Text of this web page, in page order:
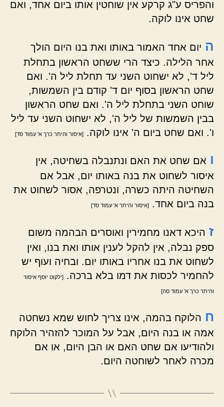
והפריס ע"ג קרקע אין שוחטין אותו ביום אחד, ואם
שחט אינו לוקה.
ה יום אחד האמור באותו ואת בנו היום הולך
אחר הלילה. כיצד הרי ששחט הראשון בתחלת
ליל ד', לא ישחוט השני עד תחלת ליל ה'. ואם
שחט הראשון בסוף יום ד' קודם בין השמשות,
שוחט השני בתחלת ליל ה'. ואם שחט הראשון
בבין השמשות של ליל ה', לא ישחוט השני עד ליל
ו'. ואם שחט ביום ה' אינו לוקה. [איסור והיתר כרך א' עמוד סד]
ו אם שחט את האם ונתנבלה בשחיטה, אין
איסור לשחוט את בנה באותו יום, אבל אם
השחיטה היתה כשרה, ונטרפה, אסור לשחוט את
בנה ביום אחד. [איסור והיתר א' עמוד סד]
ז היכא דאנו מחמירין ואוסרים הבהמה משום
ספק נבלה, אין להקל לענין אותו ואת בנו, ואין
לשחוט את בנו אחריו באותו יום. ובחיה ועוף יש
להחמיר לכסות את דמו בלא ברכה. [ילקוט יוסף איסור
והיתר כרך א' עמוד סה]
ח הלוקח בהמה, אינו צריך לחוש שמא נשחטה
אמה או בנה היום, אבל על המוכר להזהיר הלוקח
ולהודיעו אם שחט האם או הבן היום, או אם
מכרה לאחר לשוחטה היום.